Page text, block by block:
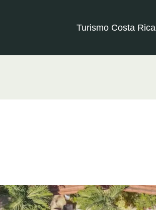
Turismo Costa Rica